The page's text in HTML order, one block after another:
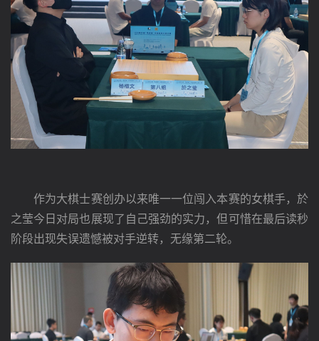
作为大棋士赛创办以来唯一一位闯入本赛的女棋手，於
之莹今日对局也展现了自己强劲的实力，但可惜在最后读秒
阶段出现失误遗憾被对手逆转，无缘第二轮。